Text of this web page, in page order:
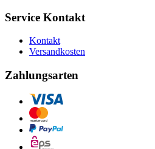
Service Kontakt
Kontakt
Versandkosten
Zahlungsarten